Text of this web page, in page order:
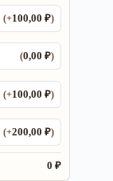
(+100,00₽)
(0,00₽)
(+100,00₽)
(+200,00₽)
0 ₽